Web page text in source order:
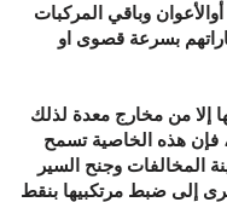
وباقي المركبات
بسرعة قصوى او
إلا من مخارج معدة لذلك
السير، فإن هذه الخاصية تسمح
المخالفات وجنح السير
إلى ضبط مرتكبيها بنقط